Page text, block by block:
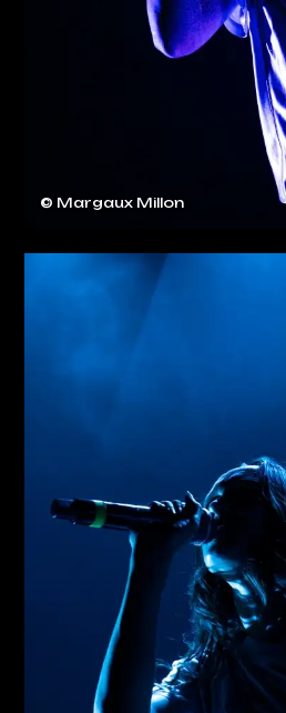
© Margaux Millon